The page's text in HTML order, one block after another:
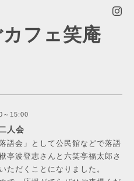
フェ笑庵
～15:00
人会
語会」として公民館などで落語
亭波登志さんと六笑亭福太郎さ
ただくことになりました。